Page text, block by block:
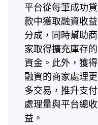
平台從每筆成功貸
款中獲取融資收益
分成，同時幫助商
家取得擴充庫存的
資金。此外，獲得
融資的商家處理更
多交易，推升支付
處理量與平台總收
益。